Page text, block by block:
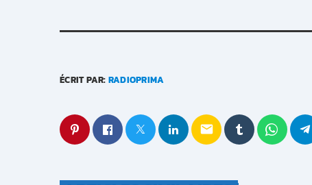
ÉCRIT PAR: RADIOPRIMA
email